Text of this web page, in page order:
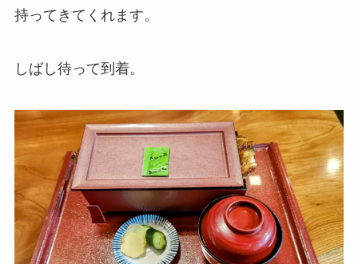
持ってきてくれます。
しばし待って到着。